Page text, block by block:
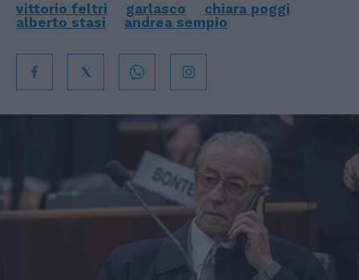
vittorio feltri garlasco
chiara poggi
alberto stasi
andrea sempio